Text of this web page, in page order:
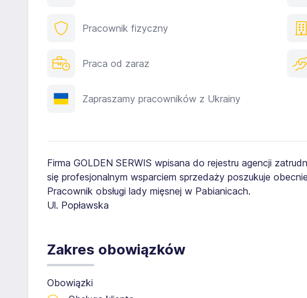
Pracownik fizyczny
Praca od zaraz
Zapraszamy pracowników z Ukrainy
Firma GOLDEN SERWIS wpisana do rejestru agencji
się profesjonalnym wsparciem sprzedaży poszukuje
Pracownik obsługi lady mięsnej w Pabianicach.
Ul. Popławska
Zakres obowiązków
Obowiązki